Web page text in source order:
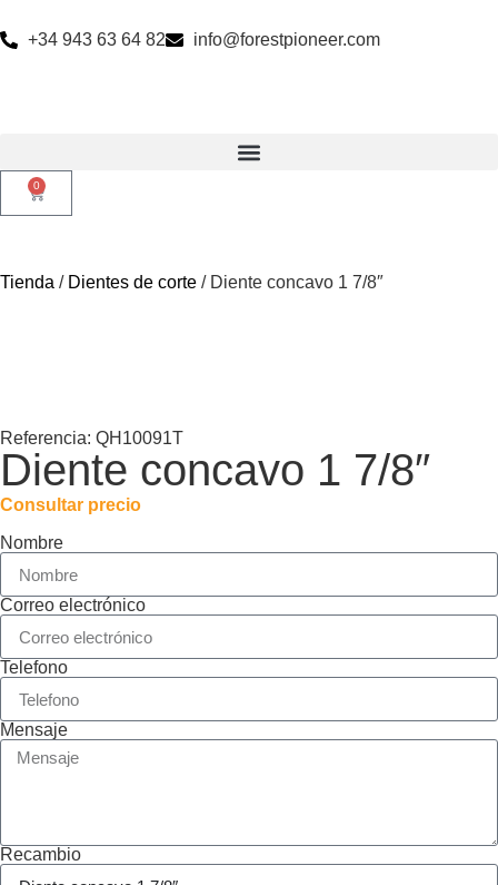
+34 943 63 64 82 info@forestpioneer.com
0
Tienda / Dientes de corte / Diente concavo 1 7/8″
Referencia: QH10091T
Diente concavo 1 7/8″
Consultar precio
Nombre
Correo electrónico
Telefono
Mensaje
Recambio